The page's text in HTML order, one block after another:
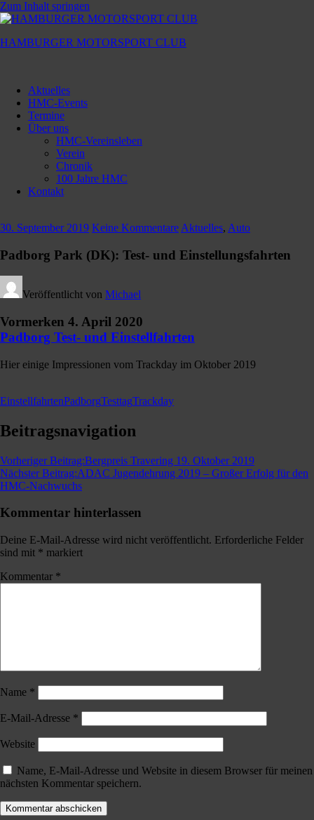
Zum Inhalt springen
HAMBURGER MOTORSPORT CLUB
Motorsport
Club
Aktuelles
HMC-Events
Termine
Über uns
HMC-Vereinsleben
Verein
Chronik
100 Jahre HMC
Kontakt
30. September 2019 Keine Kommentare Aktuelles, Auto
Padborg Park (DK): Test- und Einstellungsfahrten
Veröffentlicht von Michael
Vormerken 4. April 2020
Padborg Test- und Einstellfahrten
Hier einige Impressionen vom Trackday im Oktober 2019
EinstellfahrtenPadborgTesttagTrackday
Beitragsnavigation
Vorheriger Beitrag:Bergpreis Travering 19. Oktober 2019
Nächster Beitrag:ADAC Jugendehrung 2019 – Großer Erfolg für den
HMC-Nachwuchs
Kommentar hinterlassen
Deine E-Mail-Adresse wird nicht veröffentlicht. Erforderliche Felder
sind mit * markiert
Kommentar *
Name *
E-Mail-Adresse *
Website
Name, E-Mail-Adresse und Website in diesem Browser für meinen
nächsten Kommentar speichern.